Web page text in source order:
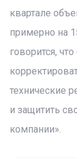
квартале
примерно на
говорится,
технические
и защитить
компании».